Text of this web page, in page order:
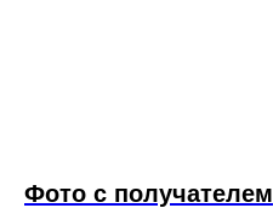
Фото с получателем